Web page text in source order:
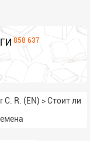
858 637
C. R. (EN) >Стоит ли